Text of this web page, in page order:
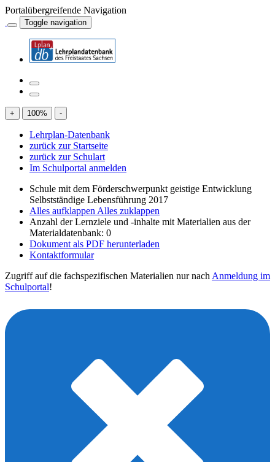
Portalübergreifende Navigation
Toggle navigation
+ 100% -
Lehrplan-Datenbank
zurück zur Startseite
zurück zur Schulart
Im Schulportal anmelden
Schule mit dem Förderschwerpunkt geistige Entwicklung
Selbstständige Lebensführung 2017
Alles aufklappen Alles zuklappen
Anzahl der Lernziele und -inhalte mit Materialien aus der
Materialdatenbank: 0
Dokument als PDF herunterladen
Kontaktformular
Zugriff auf die fachspezifischen Materialien nur nach Anmeldung im
Schulportal!